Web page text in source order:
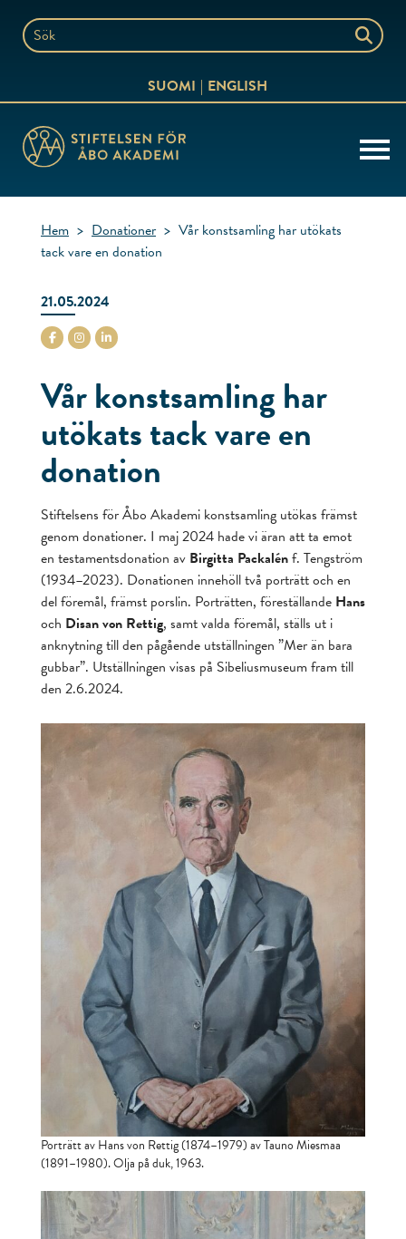
innehållet
Sök
SUOMI ENGLISH
Hem > Donationer > Vår konstsamling har utökats
tack vare en donation
21.05.2024
stiftelsenabo Facebook
stiftelsenabo Instagram
stiftelsenabo Linkedin
Vår konstsamling har
utökats tack vare en
donation
Stiftelsens för Åbo Akademi konstsamling utökas främst
genom donationer. I maj 2024 hade vi äran att ta emot
en testamentsdonation av Birgitta Packalénf. Tengström
(1934–2023). Donationen innehöll två porträtt och en
del föremål, främst porslin. Porträtten, föreställande Hans
och Disan von Rettig, samt valda föremål, ställs ut i
anknytning till den pågående utställningen ”Mer än bara
gubbar”. Utställningen visas på Sibeliusmuseum fram till
den 2.6.2024.
Porträtt av Hans von Rettig (1874–1979) av Tauno Miesmaa
(1891–1980). Olja på duk, 1963.